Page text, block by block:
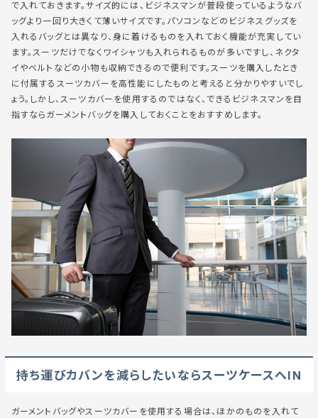
で入れておきます。サイズ的には、ビジネスマンが普段使っているようなバ
ッグより一回り大きくて薄いサイズです。パソコンなどのビジネスグッズを
入れるバッグとは異なり、身に着けるものを入れておく機能が充実してい
ます。スーツだけでなくワイシャツも入れられるものが多いですし、ネクタ
イやベルトなどの小物も収納できるので便利です。スーツを購入したとき
に付属するスーツカバーを高性能にしたものと考えると分かりやすいでし
ょう。しかし、スーツカバーを使用するのではなく、できるビジネスマンを目
指すならガーメントバッグを購入しておくことをおすすめします。
持ち運びカバンを減らしたいならスーツケースへIN
ガーメントバッグやスーツカバーを使用する場合は、ほかのものを入れて